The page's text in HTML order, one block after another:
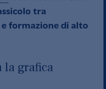
tra
formazione di alto
la grafica